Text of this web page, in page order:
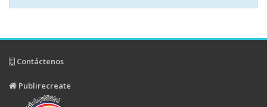
Contáctenos
Publirecreate